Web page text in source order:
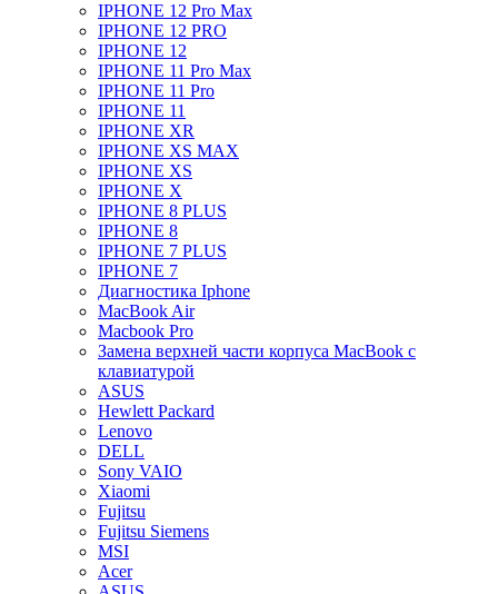
IPHONE 12 Pro Max
IPHONE 12 PRO
IPHONE 12
IPHONE 11 Pro Max
IPHONE 11 Pro
IPHONE 11
IPHONE XR
IPHONE XS MAX
IPHONE XS
IPHONE X
IPHONE 8 PLUS
IPHONE 8
IPHONE 7 PLUS
IPHONE 7
Диагностика Iphone
MacBook Air
Macbook Pro
Замена верхней части корпуса MacBook с
клавиатурой
ASUS
Hewlett Packard
Lenovo
DELL
Sony VAIO
Xiaomi
Fujitsu
Fujitsu Siemens
MSI
Acer